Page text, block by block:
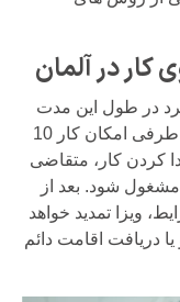
در آلمان
و فرد در طول این مدت
می‌تواند برای یافتن کارفرما اقدام کند. از طرفی امکان کار 10
کار، متقاضی
شود. بعد از
ویزا تمدید خواهد
اقامت دائم